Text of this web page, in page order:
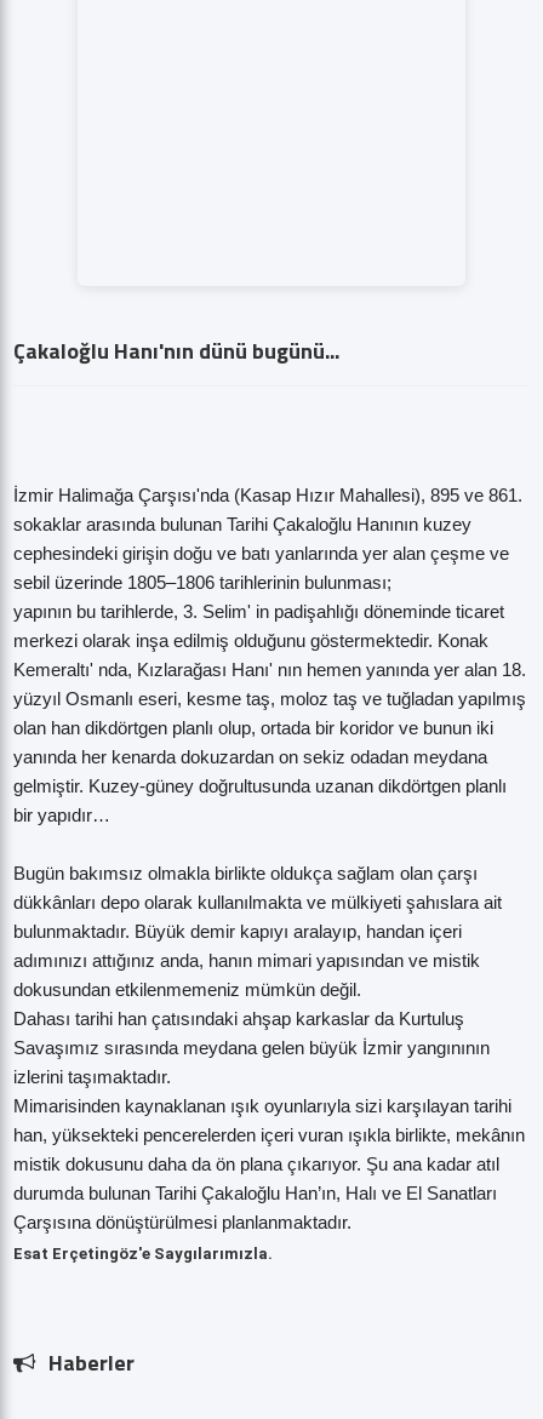
Çakaloğlu Hanı'nın dünü bugünü...
İzmir Halimağa Çarşısı'nda (Kasap Hızır Mahallesi), 895 ve 861.
sokaklar arasında bulunan Tarihi Çakaloğlu Hanının kuzey
cephesindeki girişin doğu ve batı yanlarında yer alan çeşme ve
sebil üzerinde 1805–1806 tarihlerinin bulunması;
yapının bu tarihlerde, 3. Selim' in padişahlığı döneminde ticaret
merkezi olarak inşa edilmiş olduğunu göstermektedir. Konak
Kemeraltı' nda, Kızlarağası Hanı' nın hemen yanında yer alan 18.
yüzyıl Osmanlı eseri, kesme taş, moloz taş ve tuğladan yapılmış
olan han dikdörtgen planlı olup, ortada bir koridor ve bunun iki
yanında her kenarda dokuzardan on sekiz odadan meydana
gelmiştir. Kuzey-güney doğrultusunda uzanan dikdörtgen planlı
bir yapıdır…
Bugün bakımsız olmakla birlikte oldukça sağlam olan çarşı
dükkânları depo olarak kullanılmakta ve mülkiyeti şahıslara ait
bulunmaktadır. Büyük demir kapıyı aralayıp, handan içeri
adımınızı attığınız anda, hanın mimari yapısından ve mistik
dokusundan etkilenmemeniz mümkün değil.
Dahası tarihi han çatısındaki ahşap karkaslar da Kurtuluş
Savaşımız sırasında meydana gelen büyük İzmir yangınının
izlerini taşımaktadır.
Mimarisinden kaynaklanan ışık oyunlarıyla sizi karşılayan tarihi
han, yüksekteki pencerelerden içeri vuran ışıkla birlikte, mekânın
mistik dokusunu daha da ön plana çıkarıyor. Şu ana kadar atıl
durumda bulunan Tarihi Çakaloğlu Han’ın, Halı ve El Sanatları
Çarşısına dönüştürülmesi planlanmaktadır.
Esat Erçetingöz'e Saygılarımızla.
Haberler